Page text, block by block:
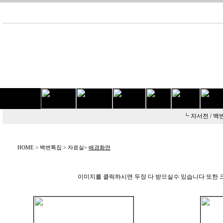
┗ 자서전 / 백
HOME > 백변특집 > 자료실> 배경화면
이미지를 클릭하시면 두장 다 받으실수 있습니다 또한